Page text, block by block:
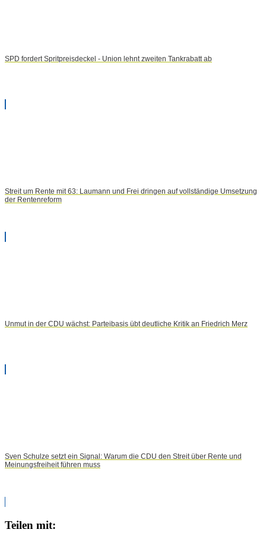
SPD fordert Spritpreisdeckel - Union lehnt zweiten Tankrabatt ab
Streit um Rente mit 63: Laumann und Frei dringen auf vollständige Umsetzung
der Rentenreform
Unmut in der CDU wächst: Parteibasis übt deutliche Kritik an Friedrich Merz
Sven Schulze setzt ein Signal: Warum die CDU den Streit über Rente und
Meinungsfreiheit führen muss
Teilen mit: